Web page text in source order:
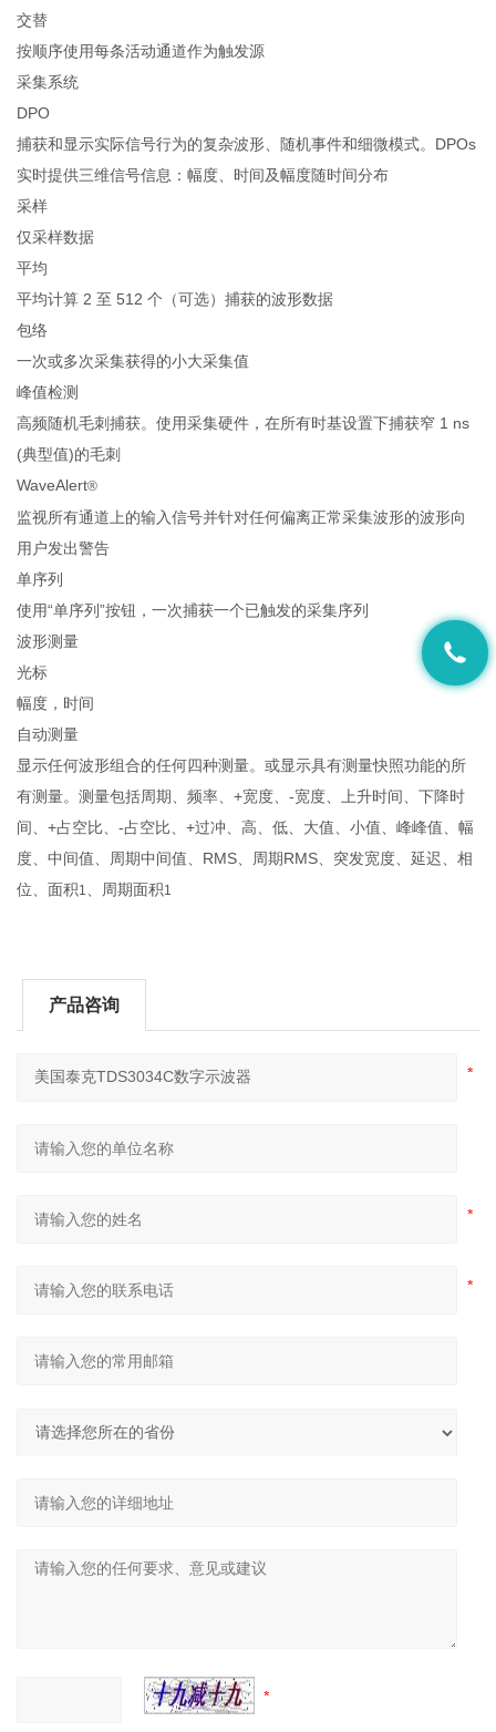
交替
按顺序使用每条活动通道作为触发源
采集系统
DPO
捕获和显示实际信号行为的复杂波形、随机事件和细微模式。DPOs
实时提供三维信号信息：幅度、时间及幅度随时间分布
采样
仅采样数据
平均
平均计算 2 至 512 个（可选）捕获的波形数据
包络
一次或多次采集获得的小大采集值
峰值检测
高频随机毛刺捕获。使用采集硬件，在所有时基设置下捕获窄 1 ns
(典型值)的毛刺
WaveAlert®
监视所有通道上的输入信号并针对任何偏离正常采集波形的波形向
用户发出警告
单序列
使用“单序列”按钮，一次捕获一个已触发的采集序列
波形测量
光标
幅度，时间
自动测量
显示任何波形组合的任何四种测量。或显示具有测量快照功能的所
有测量。测量包括周期、频率、+宽度、-宽度、上升时间、下降时
间、+占空比、-占空比、+过冲、高、低、大值、小值、峰峰值、幅
度、中间值、周期中间值、RMS、周期RMS、突发宽度、延迟、相
位、面积1 、周期面积1
产品咨询